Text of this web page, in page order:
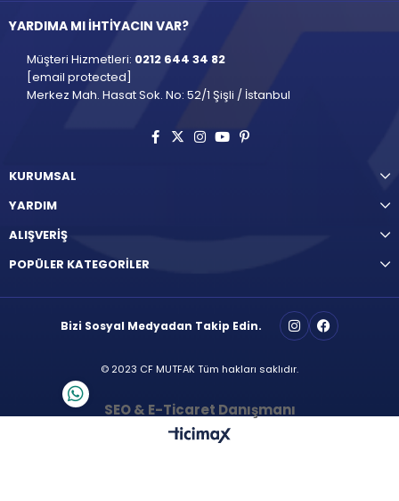
YARDIMA MI İHTİYACIN VAR?
Müşteri Hizmetleri: 0212 644 34 82
[email protected]
Merkez Mah. Hasat Sok. No: 52/1 Şişli / İstanbul
KURUMSAL
YARDIM
ALIŞVERİŞ
POPÜLER KATEGORİLER
Bizi Sosyal Medyadan Takip Edin.
© 2023 CF MUTFAK Tüm hakları saklıdır.
SEO & E-Ticaret Danışmanı